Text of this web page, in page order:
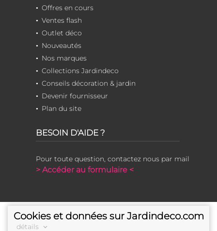
Offres en cours
Ventes flash
Outlet déco
Nouveautés
Nos marques
Collections Jardindeco
Conseils décoration & jardin
Devenir fournisseur
Plan du site
BESOIN D'AIDE ?
Pour toute question, contactez nous par mail
> Accéder au formulaire <
Cookies et données sur Jardindeco.com
détails